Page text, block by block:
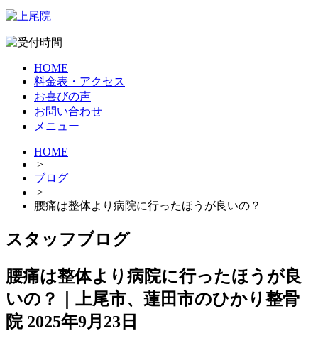
HOME
料金表・アクセス
お喜びの声
お問い合わせ
メニュー
HOME
>
ブログ
>
腰痛は整体より病院に行ったほうが良いの？
スタッフブログ
腰痛は整体より病院に行ったほうが良
いの？｜上尾市、蓮田市のひかり整骨
院 2025年9月23日